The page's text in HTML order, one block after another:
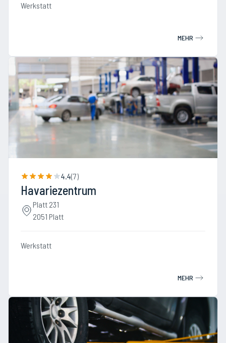
Werkstatt
MEHR
4.4(7)
Havariezentrum
Platt 231
2051 Platt
Werkstatt
MEHR